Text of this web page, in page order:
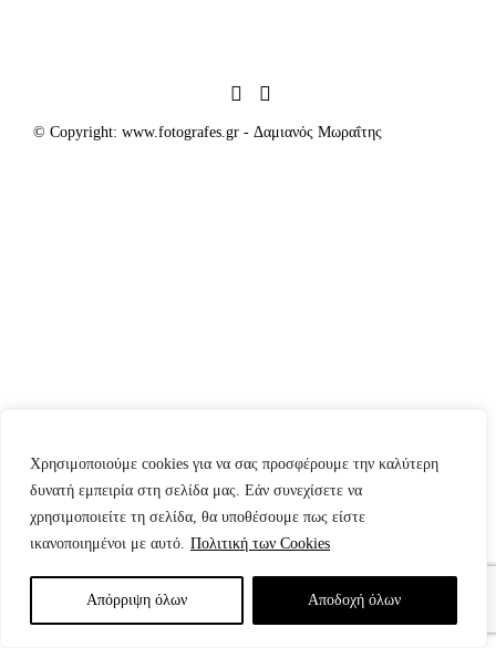
Χρησιμοποιούμε cookies για να σας προσφέρουμε την καλύτερη
δυνατή εμπειρία στη σελίδα μας. Εάν συνεχίσετε να
χρησιμοποιείτε τη σελίδα, θα υποθέσουμε πως είστε
ικανοποιημένοι με αυτό. Πολιτική των Cookies
Απόρριψη όλων Aποδοχή όλων
© Copyright: www.fotografes.gr - Δαμιανός Μωραΐτης